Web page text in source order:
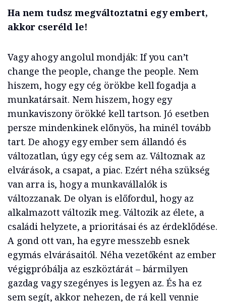
Ha nem tudsz megváltoztatni egy embert,
akkor cseréld le!
Vagy ahogy angolul mondják: If you can’t
change the people, change the people. Nem
hiszem, hogy egy cég örökbe kell fogadja a
munkatársait. Nem hiszem, hogy egy
munkaviszony örökké kell tartson. Jó esetben
persze mindenkinek előnyös, ha minél tovább
tart. De ahogy egy ember sem állandó és
változatlan, úgy egy cég sem az. Változnak az
elvárások, a csapat, a piac. Ezért néha szükség
van arra is, hogy a munkavállalók is
változzanak. De olyan is előfordul, hogy az
alkalmazott változik meg. Változik az élete, a
családi helyzete, a prioritásai és az érdeklődése.
A gond ott van, ha egyre messzebb esnek
egymás elvárásaitól. Néha vezetőként az ember
végigpróbálja az eszköztárát – bármilyen
gazdag vagy szegényes is legyen az. És ha ez
sem segít, akkor nehezen, de rá kell vennie